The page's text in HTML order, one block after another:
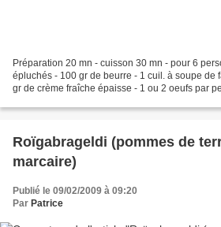
Préparation 20 mn - cuisson 30 mn - pour 6
épluchés - 100 gr de beurre - 1 cuil. à soupe de
gr de crème fraîche épaisse - 1 ou 2 oeufs par
Roïgabrageldi (pommes de
marcaire)
Publié le 09/02/2009 à 09:20
Par Patrice